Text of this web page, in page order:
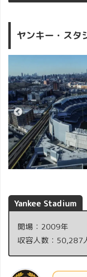
ヤンキー・スタ
Yankee Stadium
開場：2009年
収容人数：50,287